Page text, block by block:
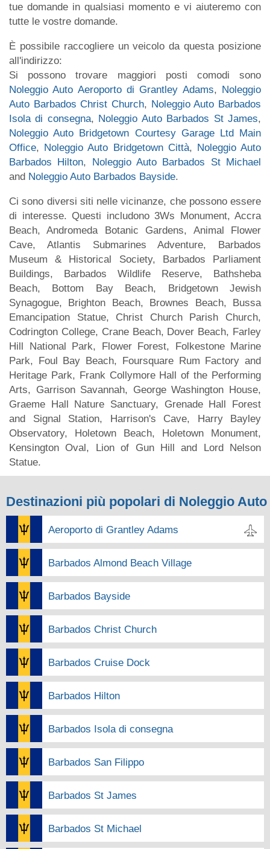
tue domande in qualsiasi momento e vi aiuteremo con
tutte le vostre domande.
È possibile raccogliere un veicolo da questa posizione
all'indirizzo:
Si possono trovare maggiori posti comodi sono
Noleggio Auto Aeroporto di Grantley Adams, Noleggio
Auto Barbados Christ Church, Noleggio Auto Barbados
Isola di consegna, Noleggio Auto Barbados St James,
Noleggio Auto Bridgetown Courtesy Garage Ltd Main
Office, Noleggio Auto Bridgetown Città, Noleggio Auto
Barbados Hilton, Noleggio Auto Barbados St Michael
and Noleggio Auto Barbados Bayside.
Ci sono diversi siti nelle vicinanze, che possono essere
di interesse. Questi includono 3Ws Monument, Accra
Beach, Andromeda Botanic Gardens, Animal Flower
Cave, Atlantis Submarines Adventure, Barbados
Museum & Historical Society, Barbados Parliament
Buildings, Barbados Wildlife Reserve, Bathsheba
Beach, Bottom Bay Beach, Bridgetown Jewish
Synagogue, Brighton Beach, Brownes Beach, Bussa
Emancipation Statue, Christ Church Parish Church,
Codrington College, Crane Beach, Dover Beach, Farley
Hill National Park, Flower Forest, Folkestone Marine
Park, Foul Bay Beach, Foursquare Rum Factory and
Heritage Park, Frank Collymore Hall of the Performing
Arts, Garrison Savannah, George Washington House,
Graeme Hall Nature Sanctuary, Grenade Hall Forest
and Signal Station, Harrison's Cave, Harry Bayley
Observatory, Holetown Beach, Holetown Monument,
Kensington Oval, Lion of Gun Hill and Lord Nelson
Statue.
Destinazioni più popolari di Noleggio Auto
Aeroporto di Grantley Adams
Barbados Almond Beach Village
Barbados Bayside
Barbados Christ Church
Barbados Cruise Dock
Barbados Hilton
Barbados Isola di consegna
Barbados San Filippo
Barbados St James
Barbados St Michael